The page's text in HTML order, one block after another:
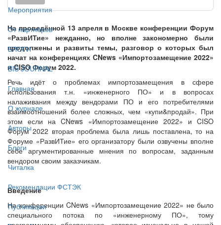
Мероприятия
От партнёров
БЛОГИ
BIS JOURNAL
Главная
О журнале
Авторы
Блоги
Читалка
Рекомендации ФСТЭК
Публикации
На проведённой 13 апреля в Москве конференции Форум
«РазвИТие» нежданно, но вполне закономерно были
продолжены и развиты темы, разговор о которых был
начат на конференциях CNews «Импортозамещение 2022»
и CISO Форум 2022.
Речь идёт о проблемах импортозамещения в сфере
использования т.н. «инженерного ПО» и в вопросах
налаживания между вендорами ПО и его потребителями
взаимоотношений более сложных, чем «купи&продай». При
этом если на CNews «Импортозамещение 2022» и CISO
Форум 2022 вторая проблема была лишь поставлена, то на
Форуме «РазвИТие» его организатору были озвучены вполне
себе аргументированные мнения по вопросам, заданным
вендором своим заказчикам.
Введение
На конференции CNews «Импортозамещение 2022» не было
специального потока по «инженерному ПО», тому